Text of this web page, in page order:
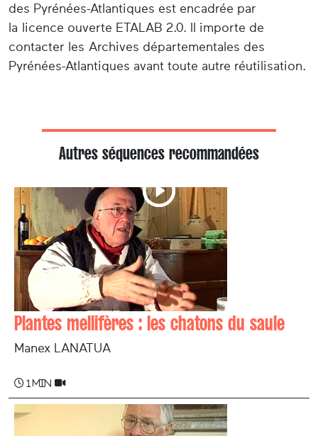
des Pyrénées-Atlantiques est encadrée par
la licence ouverte ETALAB 2.0. Il importe de
contacter les Archives départementales des
Pyrénées-Atlantiques avant toute autre réutilisation.
Autres séquences recommandées
Plantes mellifères : les chatons du saule
Manex LANATUA
1 min